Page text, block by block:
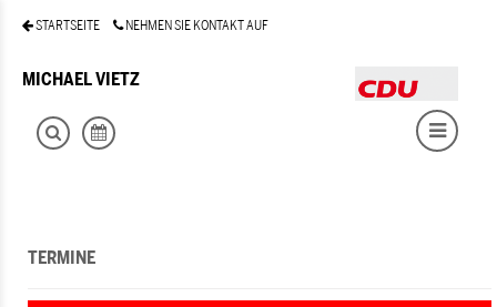
STARTSEITE NEHMEN SIE KONTAKT AUF
MICHAEL VIETZ
TERMINE